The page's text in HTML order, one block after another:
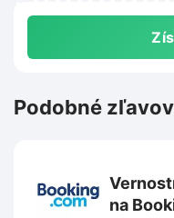
Podobné
na